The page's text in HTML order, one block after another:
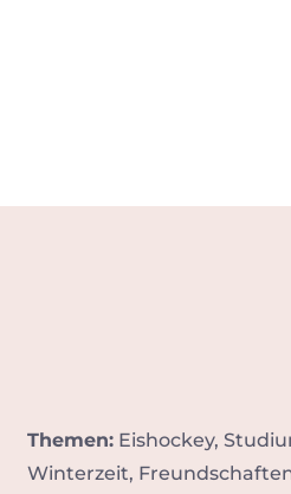
Themen:Eishockey,
Winterzeit,